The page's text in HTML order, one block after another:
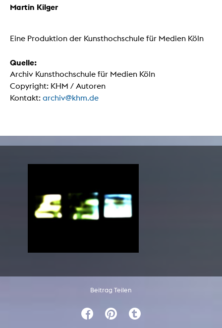
Martin Kilger
Eine Produktion der Kunsthochschule für Medien Köln
Quelle:
Archiv Kunsthochschule für Medien Köln
Copyright: KHM / Autoren
Kontakt: archiv@khm.de
Beitrag Teilen